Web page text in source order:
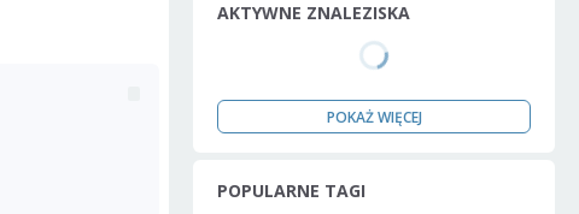
AKTYWNE ZNALEZISKA
POKAŻ WIĘCEJ
POPULARNE TAGI